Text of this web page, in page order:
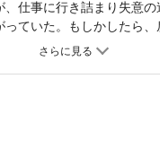
仕事に行き詰まり失意
ていた。もしかしたら
・春日部秋子が、庭に佇